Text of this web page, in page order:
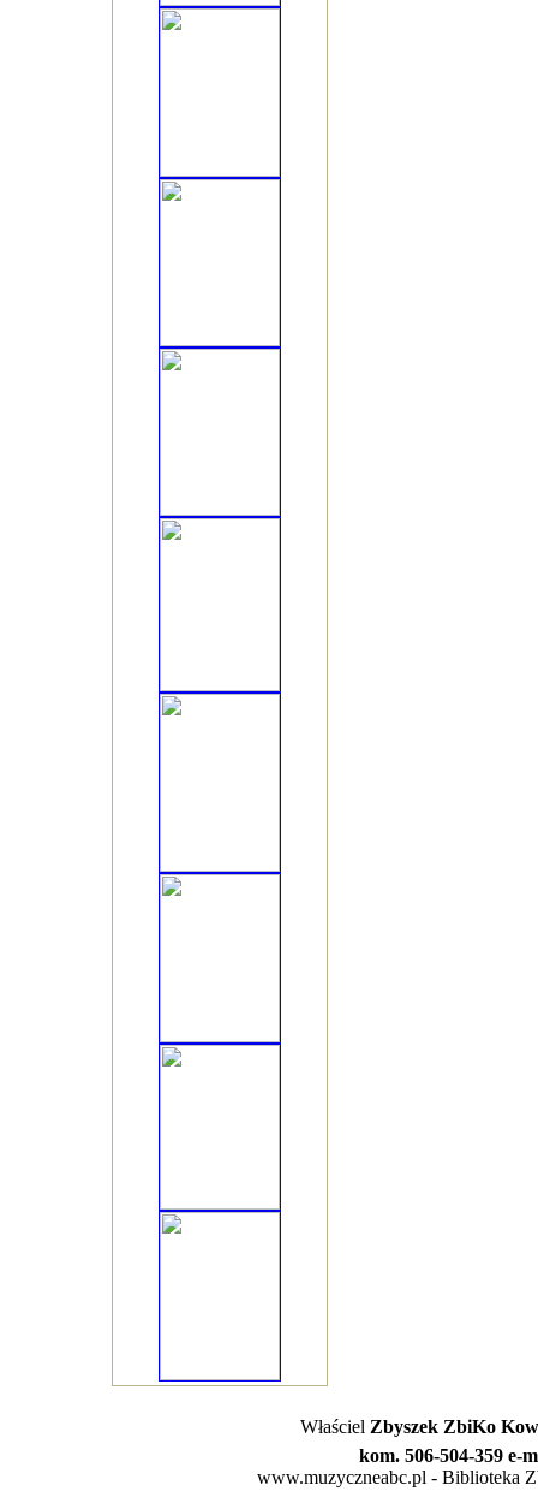
Właściel Zbyszek ZbiKo
kom. 506-504-359 e-
www.muzyczneabc.pl - Biblioteka